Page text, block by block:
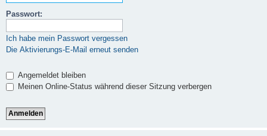
Passwort:
Ich habe mein Passwort vergessen
Die Aktivierungs-E-Mail erneut senden
Angemeldet bleiben
Meinen Online-Status während dieser Sitzung verbergen